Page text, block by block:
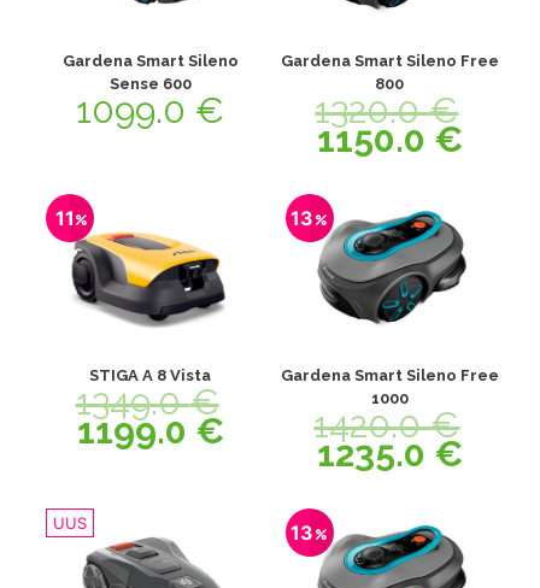
Gardena Smart Sileno
Sense 600
1099.0 €
Gardena Smart Sileno Free
800
1320.0€
1150.0 €
11
STIGA A 8 Vista
1349.0€
1199.0 €
13
Gardena Smart Sileno Free
1000
1420.0€
1235.0 €
UUS 13